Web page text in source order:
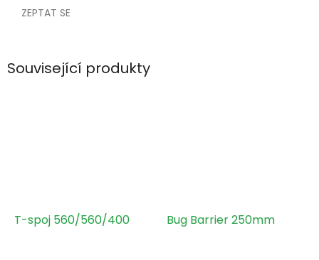
ZEPTAT SE
Související produkty
T-spoj 560/560/400 Bug Barrier 250mm